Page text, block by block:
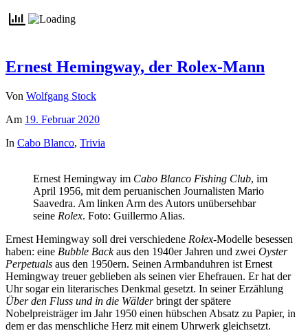
Ernest Hemingway, der Rolex-Mann
Von Wolfgang Stock
Am 19. Februar 2020
In Cabo Blanco, Trivia
Ernest Hemingway im Cabo Blanco Fishing Club, im
April 1956, mit dem peruanischen Journalisten Mario
Saavedra. Am linken Arm des Autors unübersehbar
seine Rolex. Foto: Guillermo Alias.
Ernest Hemingway soll drei verschiedene Rolex-Modelle besessen
haben: eine Bubble Backaus den 1940er Jahren und zwei Oyster
Perpetuals aus den 1950ern. Seinen Armbanduhren ist Ernest
Hemingway treuer geblieben als seinen vier Ehefrauen. Er hat der
Uhr sogar ein literarisches Denkmal gesetzt. In seiner Erzählung
Über den Fluss und in die Wälderbringt der spätere
Nobelpreisträger im Jahr 1950 einen hübschen Absatz zu Papier, in
dem er das menschliche Herz mit einem Uhrwerk gleichsetzt.